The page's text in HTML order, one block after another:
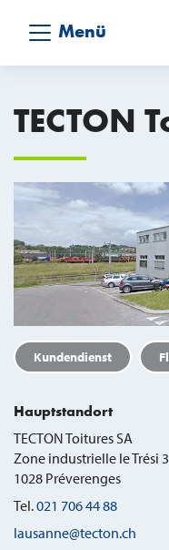
Menü
TECTON
Kundendienst
Hauptstandort
TECTON Toitures SA
Zone industrielle le Trési 3
1028 Préverenges
Tel.021 706 44 88
lausanne@tecton.ch